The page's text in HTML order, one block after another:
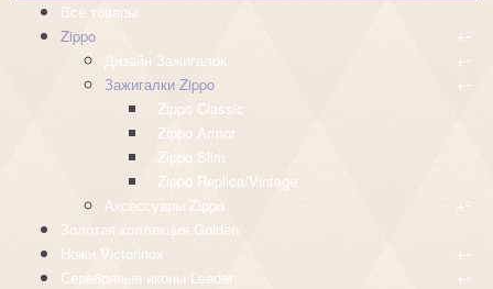
Все товары
Zippo
+-
Дизайн Зажигалок +-
Зажигалки Zippo +-
Zippo Classic
Zippo Armor
Zippo Slim
Zippo Replica/Vintage
Аксессуары Zippo
+-
Золотая коллекция Golden
Ножи Victorinox
+-
Серебряные иконы Leader +-